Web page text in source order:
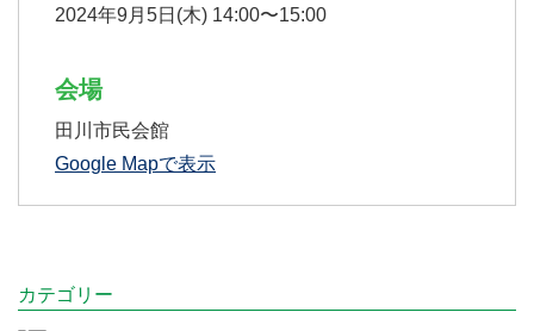
2024年9月5日(木) 14:00〜15:00
会場
田川市民会館
Google Mapで表示
カテゴリー